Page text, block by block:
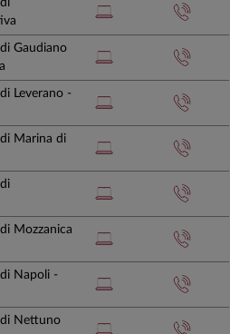
Gaudiano
Leverano -
Marina di
Mozzanica
Napoli -
Nettuno